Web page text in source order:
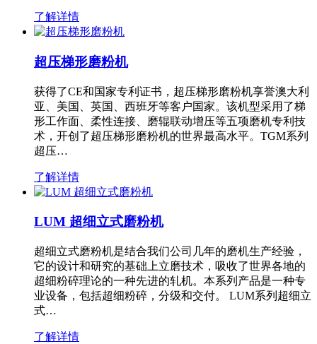
了解详情
超压梯形磨粉机
获得了CE和国家专利证书，超压梯形磨粉机享誉澳大利
亚、美国、英国、西班牙等客户国家。该机型采用了梯
形工作面、柔性连接、磨辊联动增压等五项磨机专利技
术，开创了超压梯形磨粉机的世界最高水平。TGM系列
超压…
了解详情
LUM 超细立式磨粉机
超细立式磨粉机是结合我们公司几年的磨机生产经验，
它的设计和研究的基础上立磨技术，吸收了世界各地的
超细粉碎理论的一种先进的轧机。本系列产品是一种专
业设备，包括超细粉碎，分级和交付。 LUM系列超细立
式…
了解详情